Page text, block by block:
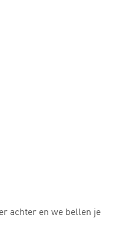
achter en we bellen je